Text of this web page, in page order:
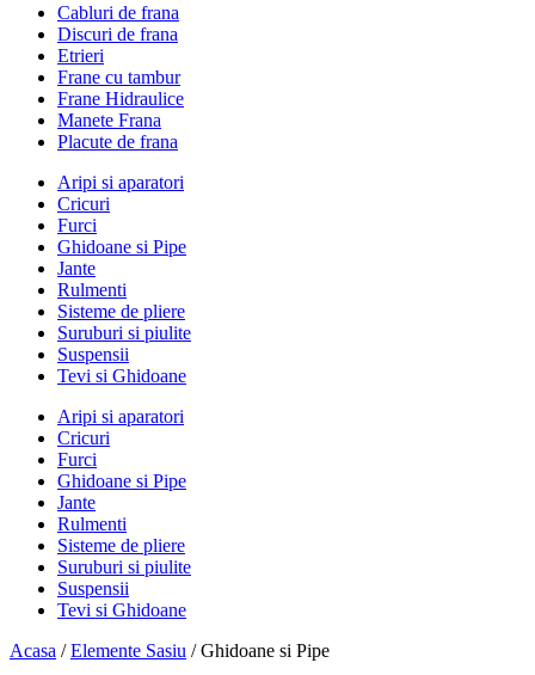
Cabluri de frana
Discuri de frana
Etrieri
Frane cu tambur
Frane Hidraulice
Manete Frana
Placute de frana
Aripi si aparatori
Cricuri
Furci
Ghidoane si Pipe
Jante
Rulmenti
Sisteme de pliere
Suruburi si piulite
Suspensii
Tevi si Ghidoane
Aripi si aparatori
Cricuri
Furci
Ghidoane si Pipe
Jante
Rulmenti
Sisteme de pliere
Suruburi si piulite
Suspensii
Tevi si Ghidoane
Acasa /Elemente Sasiu / Ghidoane si Pipe